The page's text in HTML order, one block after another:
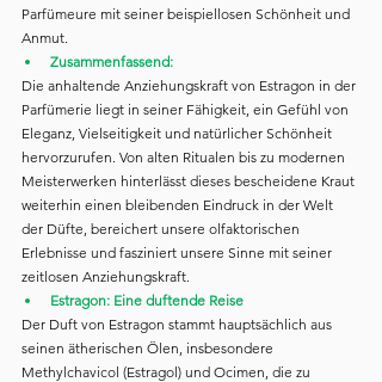
Parfümeure mit seiner beispiellosen Schönheit und
Anmut.
Zusammenfassend:
Die anhaltende Anziehungskraft von Estragon in der
Parfümerie liegt in seiner Fähigkeit, ein Gefühl von
Eleganz, Vielseitigkeit und natürlicher Schönheit
hervorzurufen. Von alten Ritualen bis zu modernen
Meisterwerken hinterlässt dieses bescheidene Kraut
weiterhin einen bleibenden Eindruck in der Welt
der Düfte, bereichert unsere olfaktorischen
Erlebnisse und fasziniert unsere Sinne mit seiner
zeitlosen Anziehungskraft.
Estragon: Eine duftende Reise
Der Duft von Estragon stammt hauptsächlich aus
seinen ätherischen Ölen, insbesondere
Methylchavicol (Estragol) und Ocimen, die zu